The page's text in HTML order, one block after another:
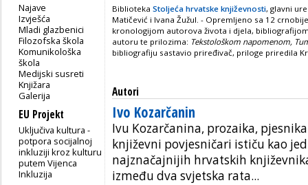
Najave
Izvješća
Mladi glazbenici
Filozofska škola
Komunikološka
škola
Medijski susreti
Knjižara
Galerija
EU Projekt
Uključiva kultura -
potpora socijalnoj
inkluziji kroz kulturu
putem Vijenca
Inkluzija
Biblioteka Stoljeća hrvatske književnosti, glavni
Matičević i Ivana Žužul. - Opremljeno sa 12
kronologijom autorova života i djela,
autoru te prilozima: Tekstološkom napomenom,
bibliografiju sastavio priređivač, priloge priredila
Autori
Ivo Kozarčanin
Ivu Kozarčanina, prozaika,
književni povjesničari ističu kao
najznačajnijih hrvatskih
između dva svjetska rata...